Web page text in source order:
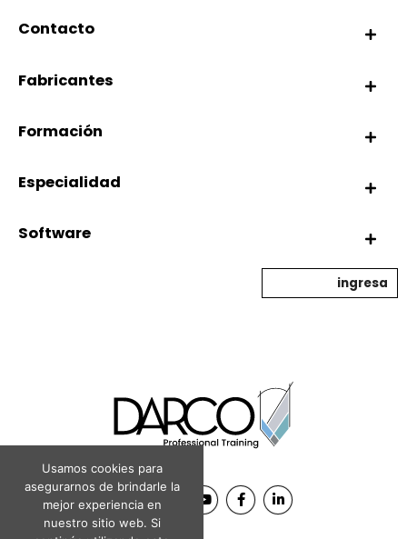
Contacto
Fabricantes
Formación
Especialidad
Software
ingresa
Usamos cookies para
asegurarnos de brindarle la
mejor experiencia en
nuestro sitio web. Si